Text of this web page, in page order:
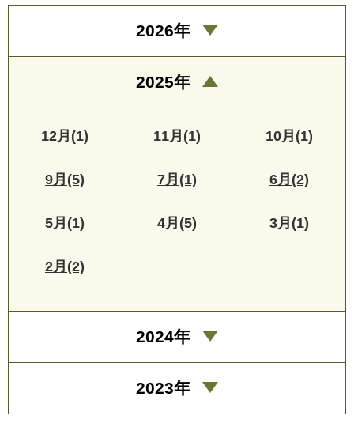
2026年
2025年
12月(1) 11月(1) 10月(1)
9月(5) 7月(1) 6月(2)
5月(1) 4月(5) 3月(1)
2月(2)
2024年
2023年